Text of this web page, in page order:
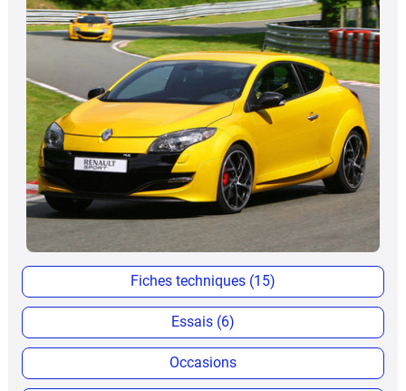
Fiches techniques (15)
Essais (6)
Occasions